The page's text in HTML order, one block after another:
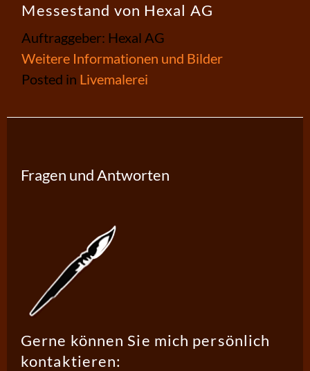
Messestand von Hexal AG
Auftraggeber: Hexal AG
Weitere Informationen und Bilder
Posted in Livemalerei
Fragen und Antworten
Gerne können Sie mich persönlich
kontaktieren: